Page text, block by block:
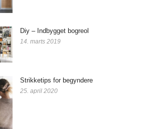
Diy – Indbygget bogreol
14. marts 2019
Strikketips for begyndere
25. april 2020